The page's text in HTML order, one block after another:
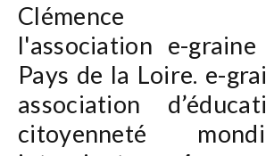
Clémence
l'association e-
Pays de la Loire. e-
association
citoyenneté